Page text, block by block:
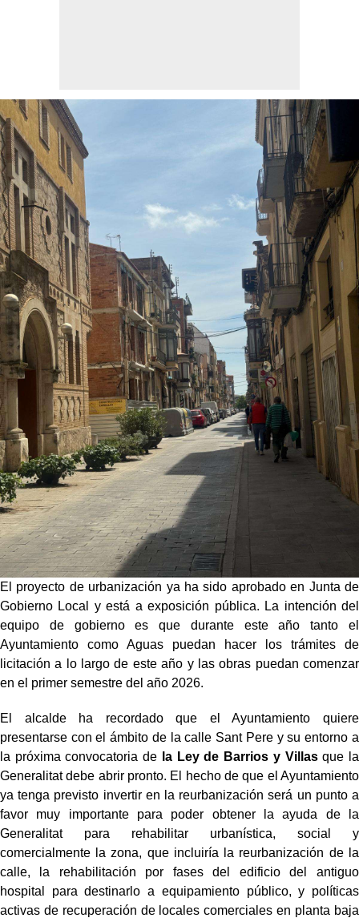
El proyecto de urbanización ya ha sido aprobado en Junta de
Gobierno Local y está a exposición pública. La intención del
equipo de gobierno es que durante este año tanto el
Ayuntamiento como Aguas puedan hacer los trámites de
licitación a lo largo de este año y las obras puedan comenzar
en el primer semestre del año 2026.
El alcalde ha recordado que el Ayuntamiento quiere
presentarse con el ámbito de la calle Sant Pere y su entorno a
la próxima convocatoria de la Ley de Barrios y Villasque la
Generalitat debe abrir pronto. El hecho de que el Ayuntamiento
ya tenga previsto invertir en la reurbanización será un punto a
favor muy importante para poder obtener la ayuda de la
Generalitat para rehabilitar urbanística, social y
comercialmente la zona, que incluiría la reurbanización de la
calle, la rehabilitación por fases del edificio del antiguo
hospital para destinarlo a equipamiento público, y políticas
activas de recuperación de locales comerciales en planta baja